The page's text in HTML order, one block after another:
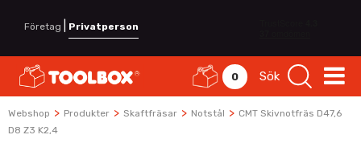
Företag Privatperson
0 Sök
Webshop > Produkter > Skaftfräsar > Notstål > CMT Skivnotfräs D47,6
D8 Z3 K2,4